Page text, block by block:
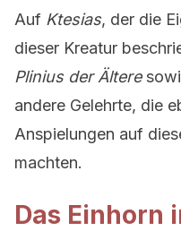
Auf Ktesias, der die
dieser Kreatur
Plinius der Ältere
andere Gelehrte, die
Anspielungen auf
machten.
Das Einhorn